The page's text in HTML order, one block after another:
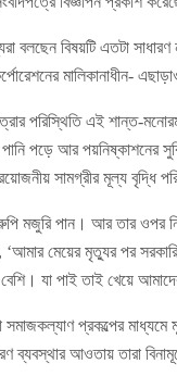
বলছেন বিষয়টি এতটা
মালিকানাধীন-
পরিস্থিতি এই শান্ত-
পড়ে আর পয়নিষ্কাশনের
সামগ্রীর মূল্য বৃদ্ধি
রুপি মজুরি পান। আর তার
মেয়ের মৃত্যুর পর
যা পাই তাই খেয়ে
সমাজকল্যাণ প্রকল্পের
ব্যবস্থার আওতায় তারা